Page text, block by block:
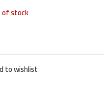
stock
to wishlist